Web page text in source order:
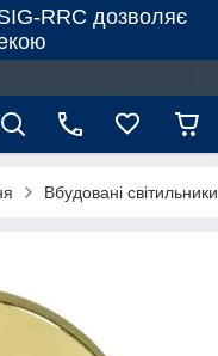
RRC дозволяє
Вбудовані світильники